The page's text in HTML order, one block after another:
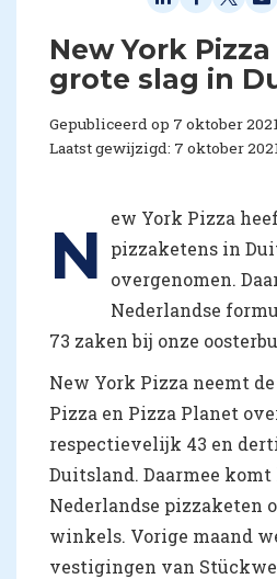
New York
grote slag in
Gepubliceerd op 7 oktober
Laatst gewijzigd: 7 oktober
N
ew York Pizza
pizzaketens in
overgenomen.
Nederlandse
73 zaken bij onze
New York Pizza neemt
Pizza en Pizza Planet
respectievelijk 43 en
Duitsland. Daarmee
Nederlandse pizzaketen
winkels. Vorige maand
vestigingen van